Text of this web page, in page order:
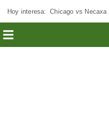
Hoy interesa: Chicago vs Necaxa